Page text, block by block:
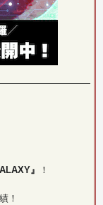
』
！
！